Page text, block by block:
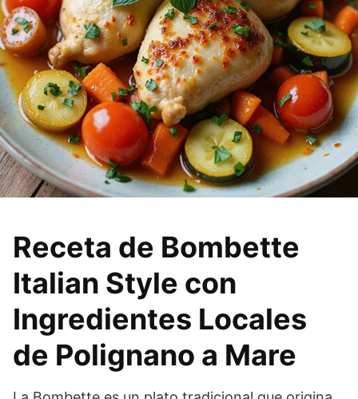
Receta de Bombette
Italian Style con
Ingredientes Locales
de Polignano a Mare